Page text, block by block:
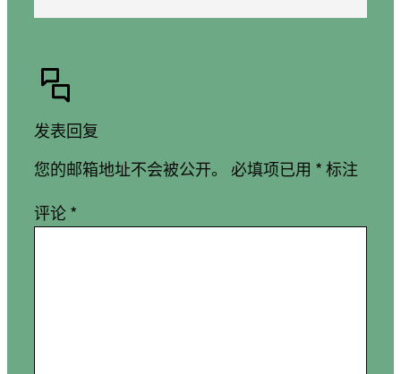
发表回复
您的邮箱地址不会被公开。
必填项已用 *标注
评论*